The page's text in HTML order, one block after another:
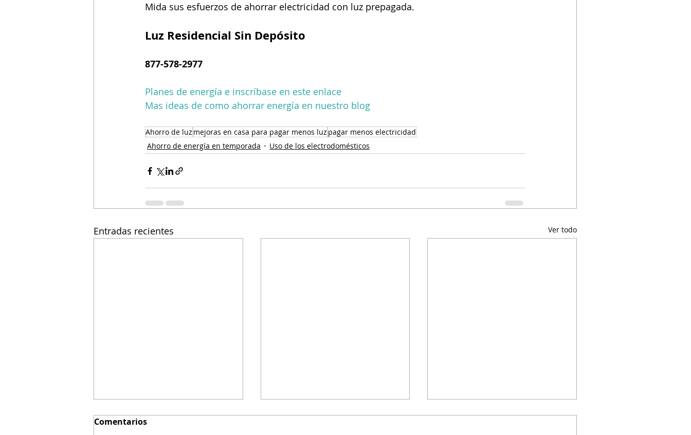
Mida sus esfuerzos de ahorrar electricidad con luz prepagada.
Luz Residencial Sin Depósito
877-578-2977
Planes de energía e inscríbase en este enlace
Mas ideas de como ahorrar energía en nuestro blog
Ahorro de luz mejoras en casa para pagar menos luz pagar menos electricidad
Ahorro de energía en temporada
Uso de los electrodomésticos
Entradas recientes Ver todo
Comentarios